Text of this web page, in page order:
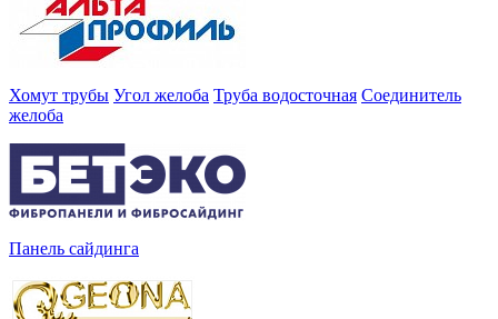
Хомут трубы Угол желоба Труба водосточная Соединитель
желоба
Панель сайдинга